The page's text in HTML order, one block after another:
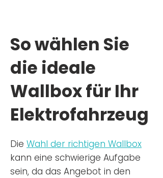
So wählen Sie
die ideale
Wallbox für Ihr
Elektrofahrzeug
Die Wahl der richtigen Wallbox
kann eine schwierige Aufgabe
sein, da das Angebot in den